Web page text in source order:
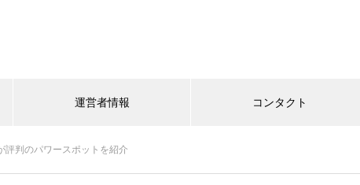
運営者情報 コンタクト
評判のパワースポットを紹介